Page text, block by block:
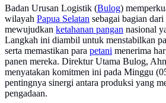
Badan Urusan Logistik (Bulog)
wilayah Papua Selatan sebagai bagian
mewujudkan ketahanan pangan nasional
Langkah ini diambil untuk menstabilkan
serta memastikan para petani menerima
panen mereka. Direktur Utama Bulog,
menyatakan komitmen ini pada Minggu
pentingnya sinergi antara produksi yang
pengadaan.